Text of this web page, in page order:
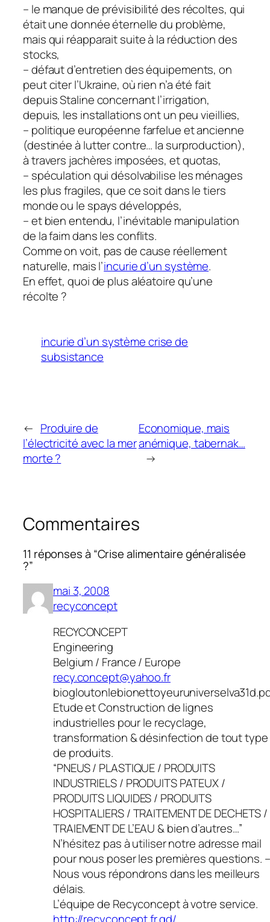
– le manque de prévisibilité des récoltes, qui
était une donnée éternelle du problème,
mais qui réapparait suite à la réduction des
stocks,
– défaut d’entretien des équipements, on
peut citer l’Ukraine, où rien n’a été fait
depuis Staline concernant l’irrigation,
depuis, les installations ont un peu vieillies,
– politique européenne farfelue et ancienne
(destinée à lutter contre… la surproduction),
à travers jachères imposées, et quotas,
– spéculation qui désolvabilise les ménages
les plus fragiles, que ce soit dans le tiers
monde ou le spays développés,
– et bien entendu, l’inévitable manipulation
de la faim dans les conflits.
Comme on voit, pas de cause réellement
naturelle, mais l’incurie d’un système.
En effet, quoi de plus aléatoire qu’une
récolte ?
incurie d’un système crise de
subsistance
← Produire de
l’électricité avec la mer
morte ?
Economique, mais
anémique, tabernak…
→
Commentaires
11 réponses à “Crise alimentaire généralisée
?”
mai 3, 2008
recyconcept
RECYCONCEPT
Engineering
Belgium / France / Europe
recy.concept@yahoo.fr
Etude et Construction de lignes
industrielles pour le recyclage,
transformation & désinfection de tout type
de produits.
“PNEUS / PLASTIQUE / PRODUITS
INDUSTRIELS / PRODUITS PATEUX /
PRODUITS LIQUIDES / PRODUITS
HOSPITALIERS / TRAITEMENT DE DECHETS /
TRAIEMENT DE L’EAU & bien d’autres…”
N’hésitez pas à utiliser notre adresse mail
pour nous poser les premières questions. –
Nous vous répondrons dans les meilleurs
délais.
L’équipe de Recyconcept à votre service.